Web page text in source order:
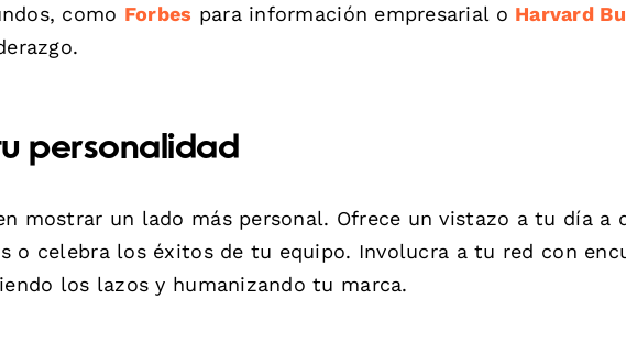
como Forbes para información empresarial o Harvard
personalidad
mostrar un lado más personal. Ofrece un vistazo a tu día a
o celebra los éxitos de tu equipo. Involucra a tu red con
los lazos y humanizando tu marca.